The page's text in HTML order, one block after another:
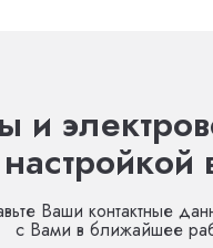
и
Ваши контактные
с Вами в ближайшее